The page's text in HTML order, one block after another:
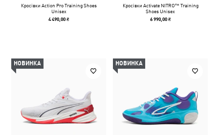
Кросівки Action Pro Training Shoes
Unisex
4 490,00 ₴
Кросівки Activate NITRO™ Training
Shoes Unisex
6 990,00 ₴
НОВИНКА НОВИНКА